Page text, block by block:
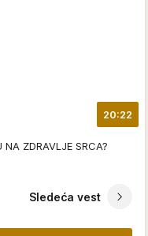
20:22
ZDRAVLJE SRCA?
Sledeća vest